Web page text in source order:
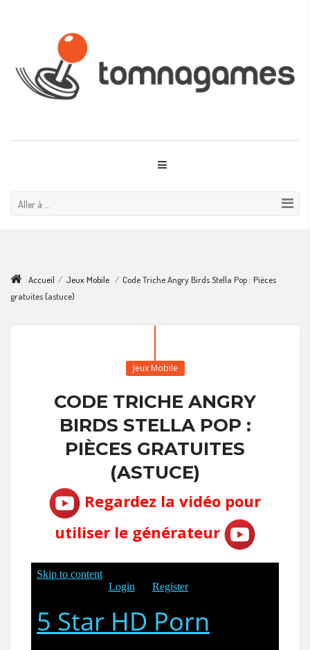
Aller à ...
Accueil / Jeux Mobile / Code Triche Angry Birds Stella Pop : Pièces
gratuites (astuce)
Jeux Mobile
CODE TRICHE ANGRY
BIRDS STELLA POP :
PIÈCES GRATUITES
(ASTUCE)
Regardez la vidéo pour
utiliser le générateur